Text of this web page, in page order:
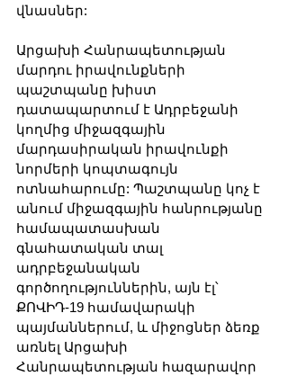
վնասներ:
Արցախի Հանրապետության
մարդու իրավունքների
պաշտպանը խիստ
դատապարտում է Ադրբեջանի
կողմից միջազգային
մարդասիրական իրավունքի
նորմերի կոպտագույն
ոտնահարումը: Պաշտպանը կոչ է
անում միջազգային հանրությանը
համապատասխան
գնահատական տալ
ադրբեջանական
գործողություններին, այն էլ՝
ՔՈՎԻԴ-19 համավարակի
պայմաններում, և միջոցներ ձեռք
առնել Արցախի
Հանրապետության հազարավոր